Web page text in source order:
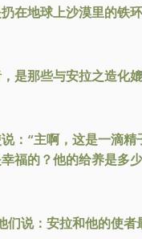
在地球上沙漠里的铁环
是那些与安拉之造化媲
：“主啊，这是一滴
福的？他的给养是多
说：安拉和他的使